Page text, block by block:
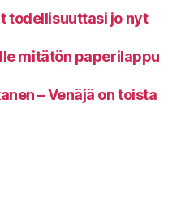
todellisuuttasi jo nyt
mitätön paperilappu
– Venäjä on toista